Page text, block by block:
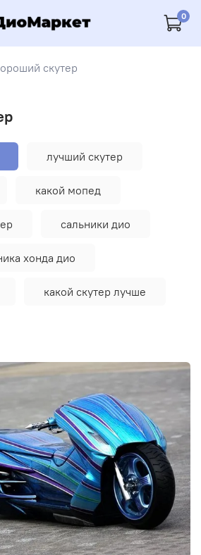
0
скутер
лучший скутер
какой мопед
сальники дио
хонда дио
какой скутер лучше